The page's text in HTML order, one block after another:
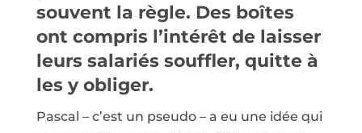
souvent la règle. Des boîtes
ont compris l’intérêt de laisser
leurs salariés souffler, quitte à
les y obliger.
Pascal – c’est un pseudo – a eu une idée qui